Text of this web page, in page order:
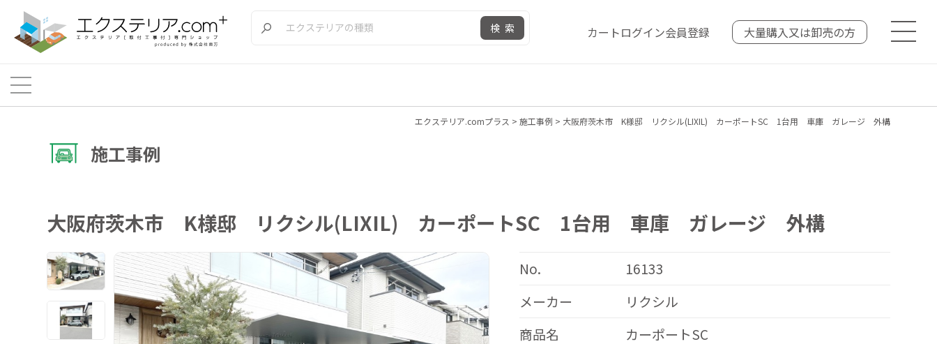
検索 カートログイン会員登録 大量購入又は卸売の方
エクステリア.comプラス > 施工事例 > 大阪府茨木市 K様邸 リクシル(LIXIL) カーポートSC 1台用 車庫 ガレージ 外構
施工事例
大阪府茨木市 K様邸 リクシル(LIXIL) カーポートSC 1台用 車庫 ガレージ 外構
No.
16133
メーカー
リクシル
商品名
カーポートSC